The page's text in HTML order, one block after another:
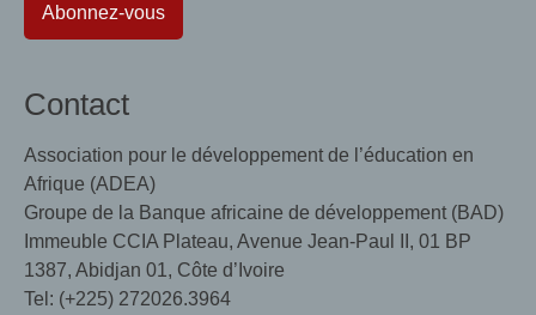
Abonnez-vous
Contact
Association pour le développement de l’éducation en
Afrique (ADEA)
Groupe de la Banque africaine de développement (BAD)
Immeuble CCIA Plateau, Avenue Jean-Paul II, 01 BP
1387, Abidjan 01, Côte d’Ivoire
Tel: (+225) 272026.3964